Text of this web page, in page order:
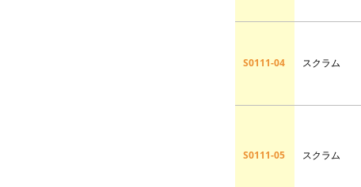
S0111-04 スクラム
S0111-05 スクラム